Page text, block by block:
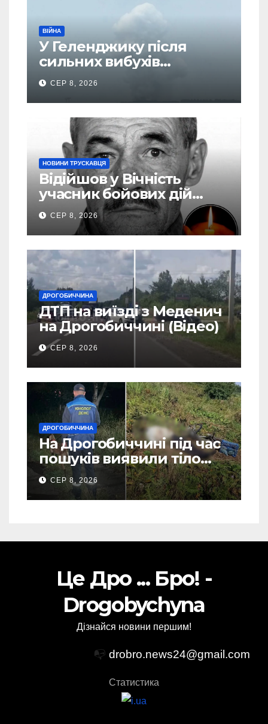
ВІЙНА
У Геленджику після
сильних вибухів
почалася масова
евакуація
СЕР 8, 2026
НОВИНИ ТРУСКАВЦЯ
Відійшов у Вічність
учасник бойових дій
Василь Іваникович зі
Станилі
СЕР 8, 2026
ДРОГОБИЧЧИНА
ДТП на виїзді з Меденич
на Дрогобиччині (Відео)
СЕР 8, 2026
ДРОГОБИЧЧИНА
На Дрогобиччині під час
пошуків виявили тіло
зниклого чоловіка (Фото)
СЕР 8, 2026
Це Дро ... Бро! -
Drogobychyna
Дізнайся новини першим!
📭 drobro.news24@gmail.com
Статистика